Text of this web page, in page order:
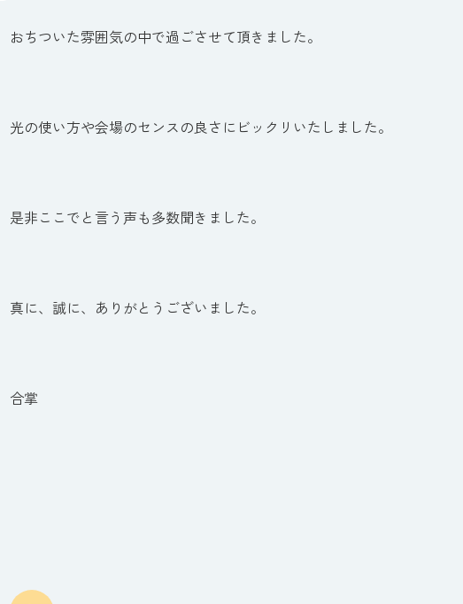
おちついた雰囲気の中で過ごさせて頂きました。
光の使い方や会場のセンスの良さにビックリいたしました。
是非ここでと言う声も多数聞きました。
真に、誠に、ありがとうございました。
合掌